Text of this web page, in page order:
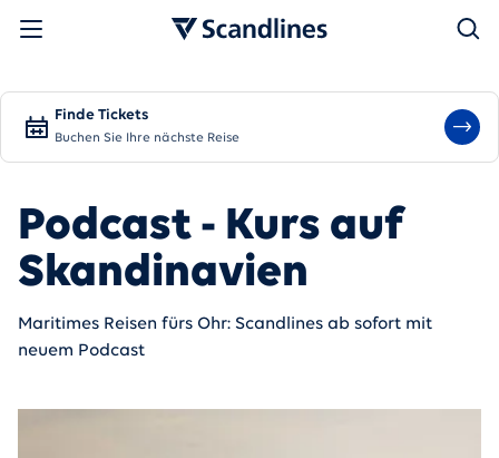
Suchen
Finde Tickets
Buchen Sie Ihre nächste Reise
Podcast - Kurs auf
Skandinavien
Maritimes Reisen fürs Ohr: Scandlines ab sofort mit
neuem Podcast